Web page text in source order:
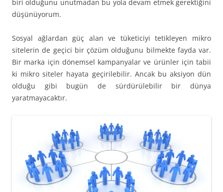
biri olduğunu unutmadan bu yola devam etmek gerektiğini
düşünüyorum.
Sosyal ağlardan güç alan ve tüketiciyi tetikleyen mikro
sitelerin de geçici bir çözüm olduğunu bilmekte fayda var.
Bir marka için dönemsel kampanyalar ve ürünler için tabii
ki mikro siteler hayata geçirilebilir. Ancak bu aksiyon dün
olduğu gibi bugün de sürdürülebilir bir dünya
yaratmayacaktır.